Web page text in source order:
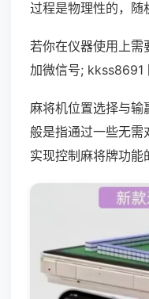
过程是物理性的，随
若你在仪器使用上需
加微信号; kkss8691
麻将机位置选择与输
般是指通过一些无需
实现控制麻将牌功能